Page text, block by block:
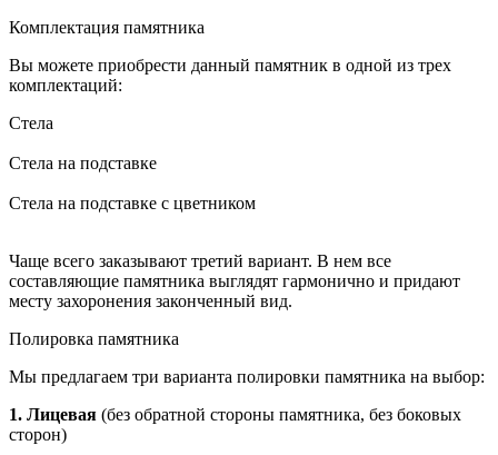
Комплектация памятника
Вы можете приобрести данный памятник в одной из трех
комплектаций:
Стела
Стела на подставке
Стела на подставке с цветником
Чаще всего заказывают третий вариант. В нем все
составляющие памятника выглядят гармонично и придают
месту захоронения законченный вид.
Полировка памятника
Мы предлагаем три варианта полировки памятника на выбор:
1. Лицевая (без обратной стороны памятника, без боковых
сторон)